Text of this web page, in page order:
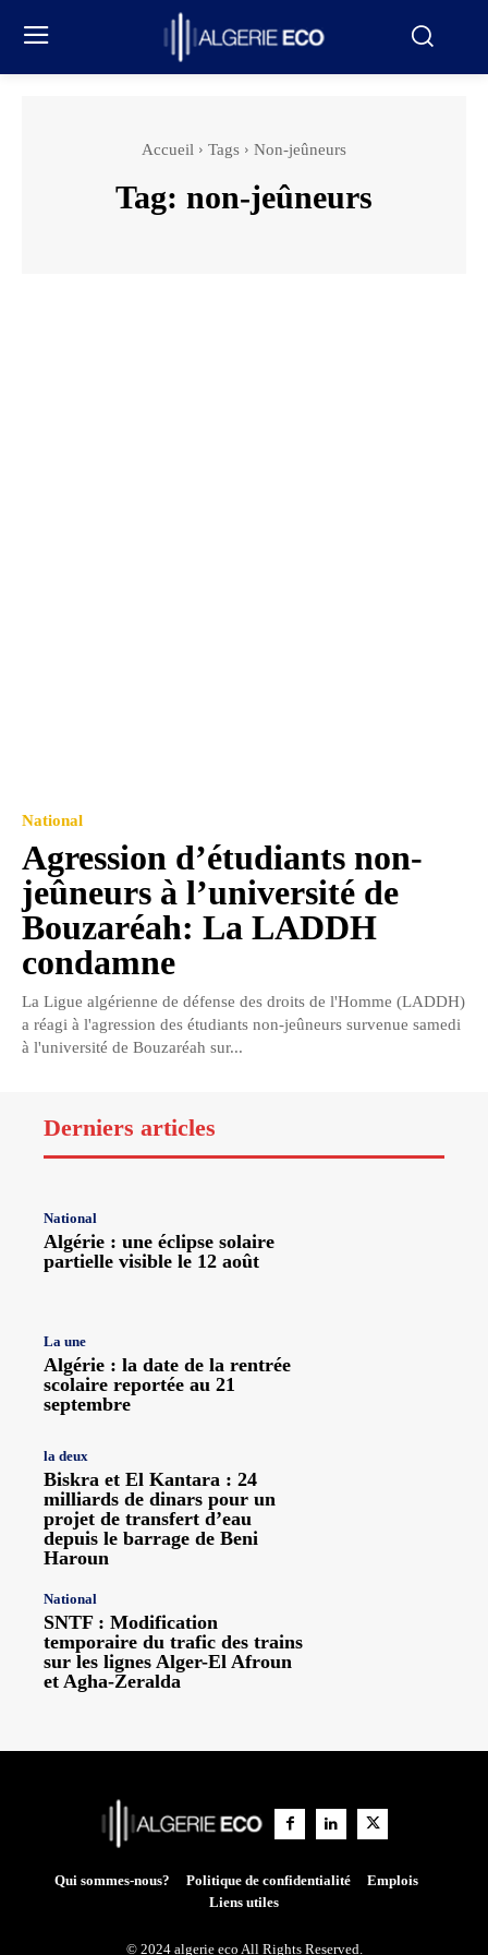
Accueil Tags Non-jeûneurs
Tag: non-jeûneurs
National
Agression d’étudiants non-
jeûneurs à l’université de
Bouzaréah: La LADDH
condamne
La Ligue algérienne de défense des droits de l'Homme (LADDH)
a réagi à l'agression des étudiants non-jeûneurs survenue samedi
à l'université de Bouzaréah sur...
Derniers articles
National
Algérie : une éclipse solaire
partielle visible le 12 août
La une
Algérie : la date de la rentrée
scolaire reportée au 21
septembre
la deux
Biskra et El Kantara : 24
milliards de dinars pour un
projet de transfert d’eau
depuis le barrage de Beni
Haroun
National
SNTF : Modification
temporaire du trafic des trains
sur les lignes Alger-El Afroun
et Agha-Zeralda
Qui sommes-nous? Politique de confidentialité
Emplois
Liens utiles
© 2024 algerie eco All Rights Reserved.